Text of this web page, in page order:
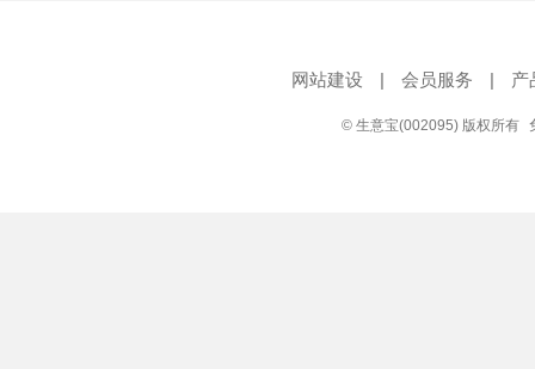
网站建设 | 会员服务 | 产
© 生意宝(002095) 版权所有